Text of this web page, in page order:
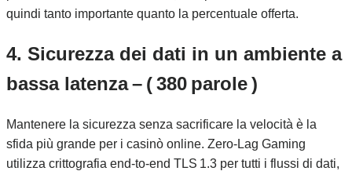
quindi tanto importante quanto la percentuale offerta.
4. Sicurezza dei dati in un ambiente a
bassa latenza – ( 380 parole )
Mantenere la sicurezza senza sacrificare la velocità è la
sfida più grande per i casinò online. Zero‑Lag Gaming
utilizza crittografia end‑to‑end TLS 1.3 per tutti i flussi di dati,